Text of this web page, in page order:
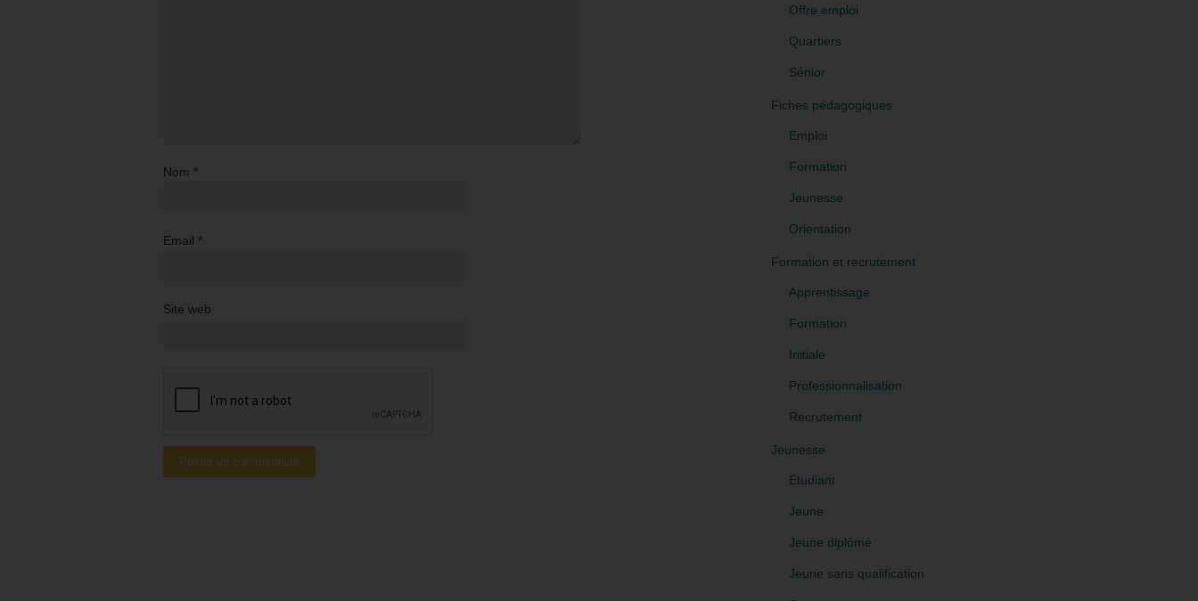
Nom *
Email *
Site web
Offre emploi
Quartiers
Sénior
Fiches pédagogiques
Emploi
Formation
Jeunesse
Orientation
Formation et recrutement
Apprentissage
Formation
Initiale
Professionnalisation
Recrutement
Jeunesse
Etudiant
Jeune
Jeune diplômé
Jeune sans qualification